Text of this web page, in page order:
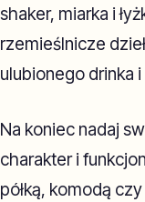
shaker, miarka i
rzemieślnicze
ulubionego drinka
Na koniec nadaj
charakter i
półką, komodą